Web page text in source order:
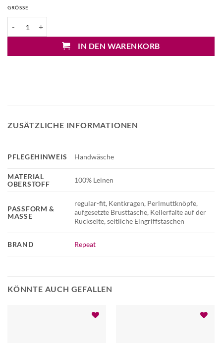
GRÖSSE
IN DEN WARENKORB
ZUSÄTZLICHE INFORMATIONEN
BRAND Repeat
PFLEGEHINWEIS Handwäsche
MATERIAL
OBERSTOFF
100% Leinen
PASSFORM &
MASSE
regular-fit, Kentkragen, Perlmuttknöpfe,
aufgesetzte Brusttasche, Kellerfalte auf der
Rückseite, seitliche Eingriffstaschen
KÖNNTE AUCH GEFALLEN